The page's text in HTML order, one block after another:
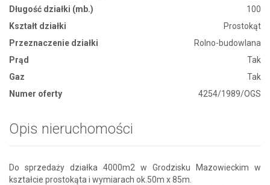
Długość działki (mb.)
100
Kształt działki
Prostokąt
Przeznaczenie działki
Rolno-budowlana
Prąd
Tak
Gaz
Tak
Numer oferty
4254/1989/OGS
Opis nieruchomości
Do sprzedaży działka 4000m2 w Grodzisku Mazowieckim w
kształcie prostokąta i wymiarach ok.50m x 85m.